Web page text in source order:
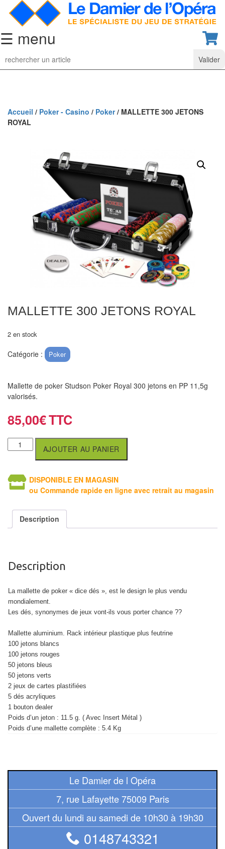
☰ menu
Jeu
d’Echecs
collection
Pièces
Coffrets
Echiquiers
voyage
électroniques
Echiquiers
&
Echiquiers
muraux/Plein
Pendules
pour
aveugles
d'échecs
Livres
en
anglais
Livres
en
français
Tables
Accessoires
Jeux
de
cartes
Collectionner
Accueil / Poker - Casino / Poker/ MALLETTE 300 JETONS
ROYAL
MALLETTE 300 JETONS ROYAL
2 en stock
Catégorie : Poker
Mallette de poker Studson Poker Royal 300 jetons en PP 11,5g
valorisés.
85,00€
AJOUTER AU PANIER
DISPONIBLE EN MAGASIN
ou Commande rapide en ligne avec retrait au magasin
Description
Description
La mallette de poker « dice dés », est le design le plus vendu
mondialement.
Les dés, synonymes de jeux vont-ils vous porter chance ??
Mallette aluminium. Rack intérieur plastique plus feutrine
100 jetons blancs
100 jetons rouges
50 jetons bleus
50 jetons verts
2 jeux de cartes plastifiées
5 dés acryliques
1 bouton dealer
Poids d’un jeton : 11.5 g. ( Avec Insert Métal )
Poids d’une mallette complète : 5.4 Kg
Le Damier de l Opéra
7, rue Lafayette 75009 Paris
Ouvert du lundi au samedi de 10h30 à 19h30
0148743321